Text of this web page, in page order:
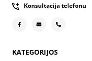
Konsultacija telefonu
KATEGORIJOS